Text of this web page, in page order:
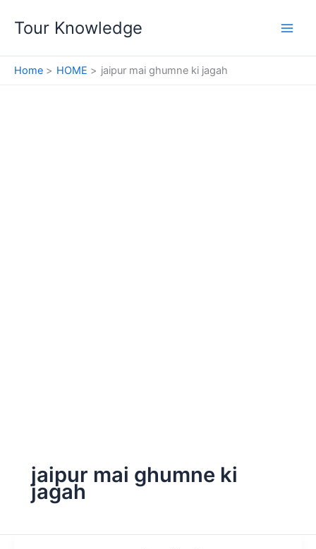
Tour Knowledge
Home HOME jaipur mai ghumne ki jagah
jaipur mai ghumne ki
jagah